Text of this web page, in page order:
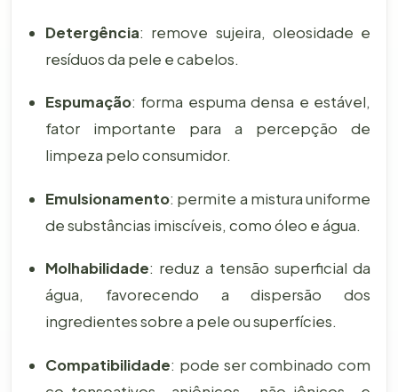
Detergência: remove sujeira, oleosidade e
resíduos da pele e cabelos.
Espumação: forma espuma densa e estável,
fator importante para a percepção de
limpeza pelo consumidor.
Emulsionamento: permite a mistura uniforme
de substâncias imiscíveis, como óleo e água.
Molhabilidade: reduz a tensão superficial da
água, favorecendo a dispersão dos
ingredientes sobre a pele ou superfícies.
Compatibilidade: pode ser combinado com